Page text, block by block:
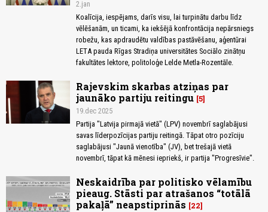
2.jan
Koalīcija, iespējams, darīs visu, lai turpinātu darbu līdz
vēlēšanām, un ticami, ka iekšējā konfrontācija nepārsniegs
robežu, kas apdraudētu valdības pastāvēšanu, aģentūrai
LETA pauda Rīgas Stradiņa universitātes Sociālo zinātņu
fakultātes lektore, politoloģe Lelde Metla-Rozentāle.
Rajevskim skarbas atziņas par
jaunāko partiju reitingu 5
19.dec 2025
Partija "Latvija pirmajā vietā" (LPV) novembrī saglabājusi
savas līderpozīcijas partiju reitingā. Tāpat otro pozīciju
saglabājusi "Jaunā vienotība" (JV), bet trešajā vietā
novembrī, tāpat kā mēnesi iepriekš, ir partija "Progresīvie".
Neskaidrība par politisko vēlamību
pieaug. Stāsti par atrašanos “totālā
pakaļā” neapstiprinās
22